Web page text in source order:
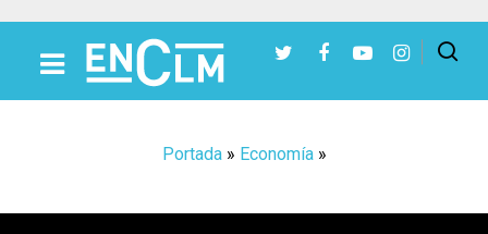
Portada» Economía»